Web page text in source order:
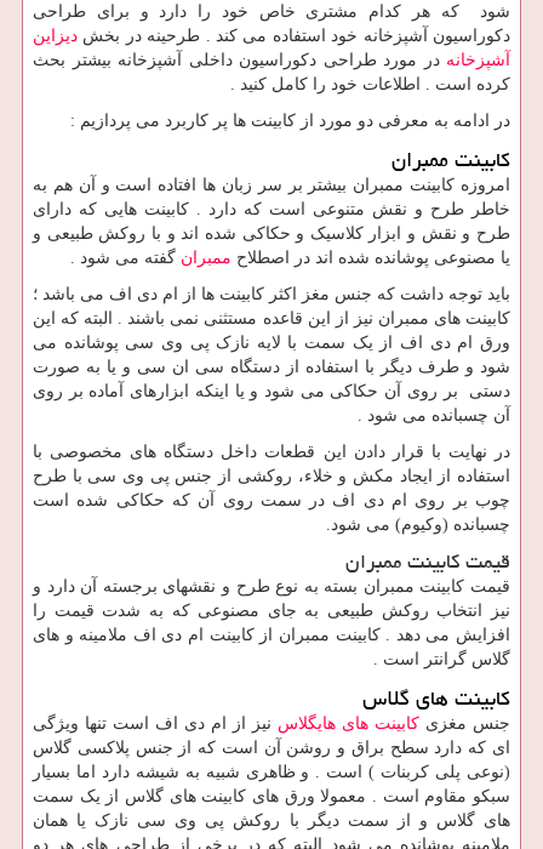
شود که هر کدام مشتری خاص خود را دارد و برای طراحی
دکوراسیون آشپزخانه خود استفاده می کند . طرحینه در بخش دیزاین
آشپزخانه در مورد طراحی دکوراسیون داخلی آشپزخانه بیشتر بحث
کرده است . اطلاعات خود را کامل کنید .
در ادامه به معرفی دو مورد از کابینت ها پر کاربرد می پردازیم :
کابینت ممبران
امروزه کابینت ممبران بیشتر بر سر زبان ها افتاده است و آن هم به
خاطر طرح و نقش متنوعی است که دارد . کابینت هایی که دارای
طرح و نقش و ابزار کلاسیک و حکاکی شده اند و با روکش طبیعی و
یا مصنوعی پوشانده شده اند در اصطلاح ممبران گفته می شود .
باید توجه داشت که جنس مغز اکثر کابینت ها از ام دی اف می باشد ؛
کابینت های ممبران نیز از این قاعده مستثنی نمی باشند . البته که این
ورق ام دی اف از یک سمت با لایه نازک پی وی سی پوشانده می
شود و طرف دیگر با استفاده از دستگاه سی ان سی و یا به صورت
دستی بر روی آن حکاکی می شود و یا اینکه ابزارهای آماده بر روی
آن چسبانده می شود .
در نهایت با قرار دادن این قطعات داخل دستگاه های مخصوصی با
استفاده از ایجاد مکش و خلاء، روکشی از جنس پی وی سی با طرح
چوب بر روی ام دی اف در سمت روی آن که حکاکی شده است
چسبانده (وکیوم) می شود.
قیمت کابینت ممبران
قیمت کابینت ممبران بسته به نوع طرح و نقشهای برجسته آن دارد و
نیز انتخاب روکش طبیعی به جای مصنوعی که به شدت قیمت را
افزایش می دهد . کابینت ممبران از کابینت ام دی اف ملامینه و های
گلاس گرانتر است .
کابینت های گلاس
جنس مغزی کابینت های هایگلاس نیز از ام دی اف است تنها ویژگی
ای که دارد سطح براق و روشن آن است که از جنس پلاکسی گلاس
(نوعی پلی کربنات ) است . و ظاهری شبیه به شیشه دارد اما بسیار
سبکو مقاوم است . معمولا ورق های کابینت های گلاس از یک سمت
های گلاس و از سمت دیگر با روکش پی وی سی نازک یا همان
ملامینه پوشانده می شود البته که در برخی از طراحی های هر دو